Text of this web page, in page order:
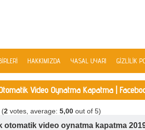
HAKKIMIZDA YASAL UYARI GIZLILIK
Video Oynatma Kapatma |
(2 votes, average:5,00 out of 5)
otomatik video oynatma kapatma